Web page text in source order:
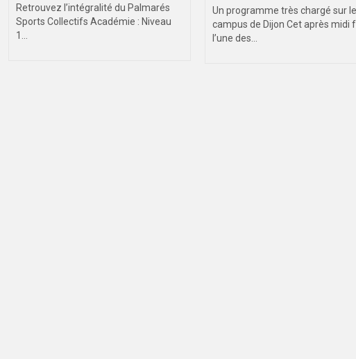
Retrouvez l’intégralité du Palmarés
Sports Collectifs Académie : Niveau
1...
Un programme très chargé sur le
campus de Dijon Cet après midi
l’une des...